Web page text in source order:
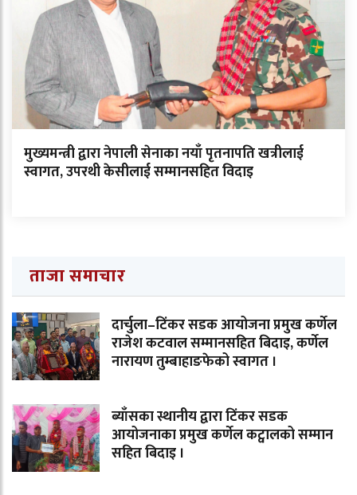
मुख्यमन्त्री द्वारा नेपाली सेनाका नयाँ पृतनापति खत्रीलाई
स्वागत, उपरथी केसीलाई सम्मानसहित विदाइ
ताजा समाचार
दार्चुला–टिंकर सडक आयोजना प्रमुख कर्णेल
राजेश कटवाल सम्मानसहित बिदाइ, कर्णेल
नारायण तुम्बाहाङफेको स्वागत ।
ब्याँसका स्थानीय द्वारा टिंकर सडक
आयोजनाका प्रमुख कर्णेल कट्वालको सम्मान
सहित बिदाइ ।